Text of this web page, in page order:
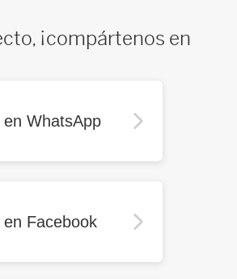
¡compártenos en
WhatsApp
Facebook